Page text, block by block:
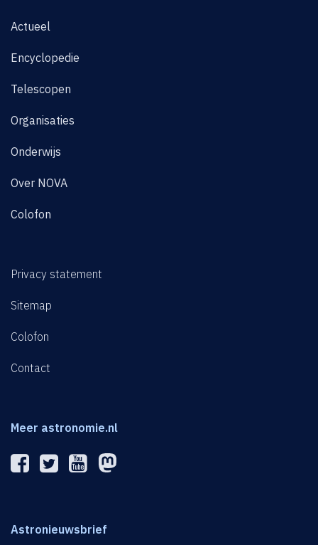
Actueel
Encyclopedie
Telescopen
Organisaties
Onderwijs
Over NOVA
Colofon
Privacy statement
Sitemap
Colofon
Contact
Meer astronomie.nl
Astronieuwsbrief